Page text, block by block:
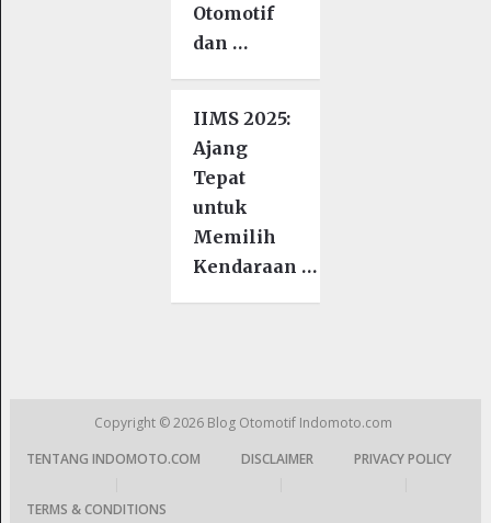
Otomotif
dan …
IIMS 2025:
Ajang
Tepat
untuk
Memilih
Kendaraan …
Copyright © 2026 Blog Otomotif Indomoto.com
TENTANG INDOMOTO.COM
DISCLAIMER
PRIVACY POLICY
TERMS & CONDITIONS